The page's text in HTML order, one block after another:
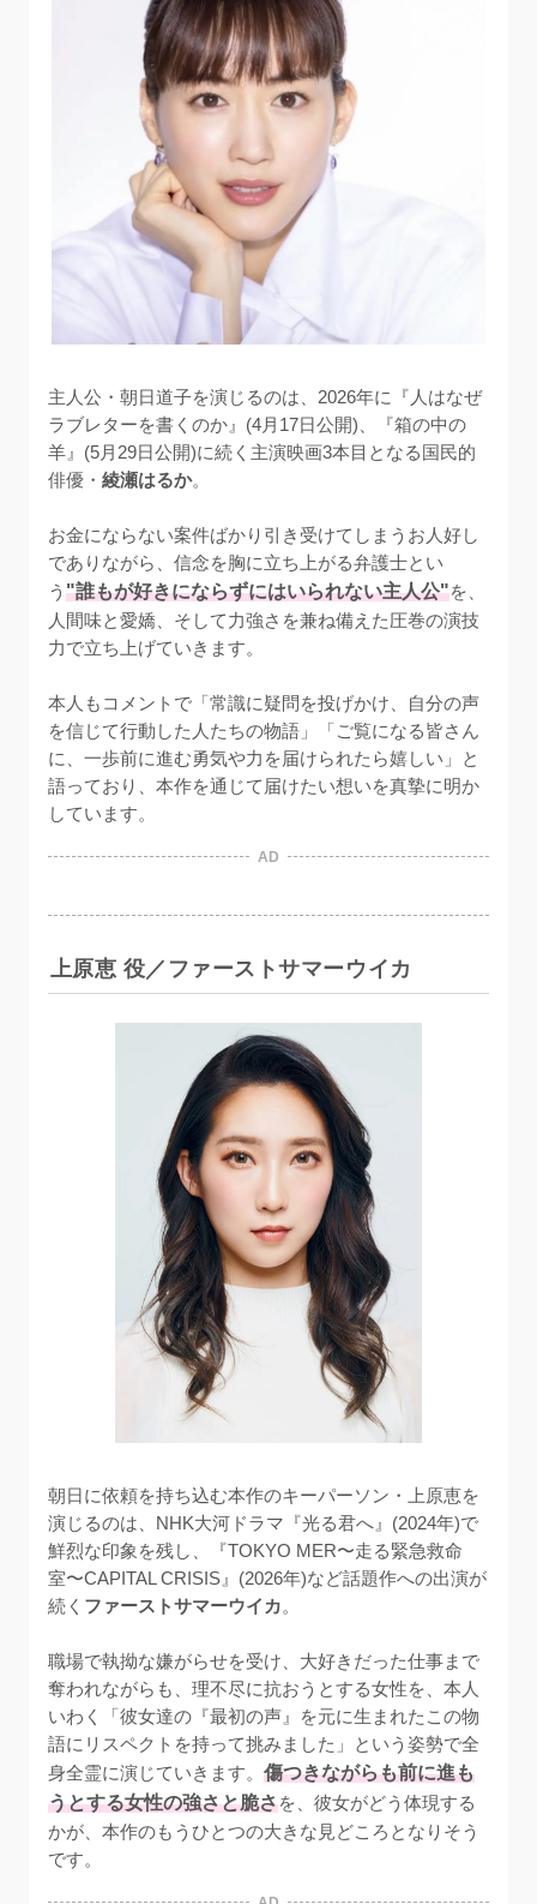
主人公・朝日道子を演じるのは、2026年に『人はなぜ
ラブレターを書くのか』(4月17日公開)、『箱の中の
羊』(5月29日公開)に続く主演映画3本目となる国民的
俳優・ 綾瀬はるか。
お金にならない案件ばかり引き受けてしまうお人好し
でありながら、信念を胸に立ち上がる弁護士とい
う "誰もが好きにならずにはいられない主人公"を、
人間味と愛嬌、そして力強さを兼ね備えた圧巻の演技
力で立ち上げていきます。
本人もコメントで「常識に疑問を投げかけ、自分の声
を信じて行動した人たちの物語」「ご覧になる皆さん
に、一歩前に進む勇気や力を届けられたら嬉しい」と
語っており、本作を通じて届けたい想いを真摯に明か
しています。
AD
上原恵 役／ファーストサマーウイカ
朝日に依頼を持ち込む本作のキーパーソン・上原恵を
演じるのは、NHK大河ドラマ『光る君へ』(2024年)で
鮮烈な印象を残し、『TOKYO MER〜走る緊急救命
室〜CAPITAL CRISIS』(2026年)など話題作への出演が
続く ファーストサマーウイカ。
職場で執拗な嫌がらせを受け、大好きだった仕事まで
奪われながらも、理不尽に抗おうとする女性を、本人
いわく「彼女達の『最初の声』を元に生まれたこの物
語にリスペクトを持って挑みました」という姿勢で全
身全霊に演じていきます。 傷つきながらも前に進も
うとする女性の強さと脆さを、彼女がどう体現する
かが、本作のもうひとつの大きな見どころとなりそう
です。